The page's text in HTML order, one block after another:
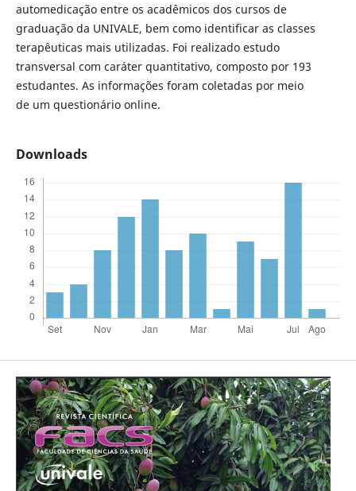
automedicação entre os acadêmicos dos cursos de
graduação da UNIVALE, bem como identificar as classes
terapêuticas mais utilizadas. Foi realizado estudo
transversal com caráter quantitativo, composto por 193
estudantes. As informações foram coletadas por meio
de um questionário online.
Downloads